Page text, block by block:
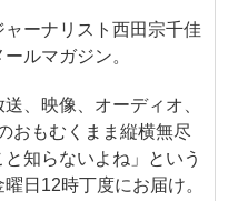
ーナリスト西田宗千佳
ルマガジン。
、映像、オーディオ、
おもむくまま縦横無尽
知らないよね」という
日12時丁度にお届け。